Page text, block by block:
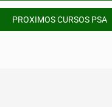
PROXIMOS CURSOS PSA